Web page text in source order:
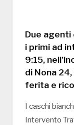
Due agenti
i primi ad
9:15,
di Nona
ferita e
I caschi
Intervento